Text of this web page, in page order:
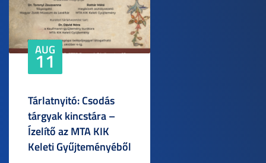
AUG
11
Tárlatnyitó: Csodás
tárgyak kincstára –
Ízelítő az MTA KIK
Keleti Gyűjteményéből